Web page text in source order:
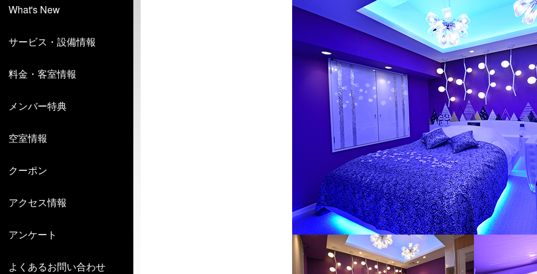
What's New
サービス・設備情報
料金・客室情報
メンバー特典
空室情報
クーポン
アクセス情報
アンケート
よくあるお問い合わせ